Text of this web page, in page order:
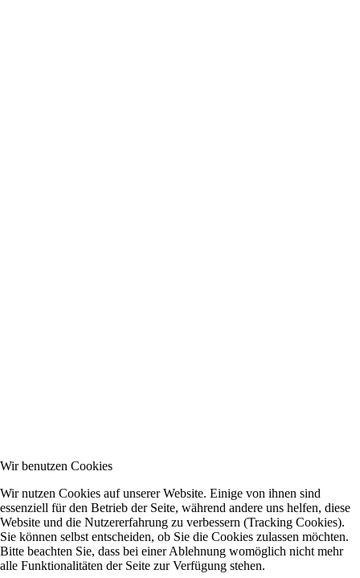
Wir benutzen Cookies
Wir nutzen Cookies auf unserer Website. Einige von ihnen sind
essenziell für den Betrieb der Seite, während andere uns helfen, diese
Website und die Nutzererfahrung zu verbessern (Tracking Cookies).
Sie können selbst entscheiden, ob Sie die Cookies zulassen möchten.
Bitte beachten Sie, dass bei einer Ablehnung womöglich nicht mehr
alle Funktionalitäten der Seite zur Verfügung stehen.